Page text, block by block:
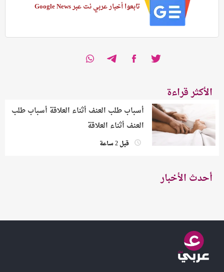
تابعوا أخبار عربي نت عبر Google News
الأكثر قراءة
أسباب طلب العنف أثناء العلاقة أسباب طلب
العنف أثناء العلاقة
قبل 2 ساعة
أحدث الأخبار